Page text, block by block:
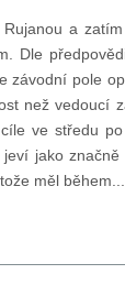
a
Dle
závodní pole
než vedoucí
ve středu
jako
měl během...